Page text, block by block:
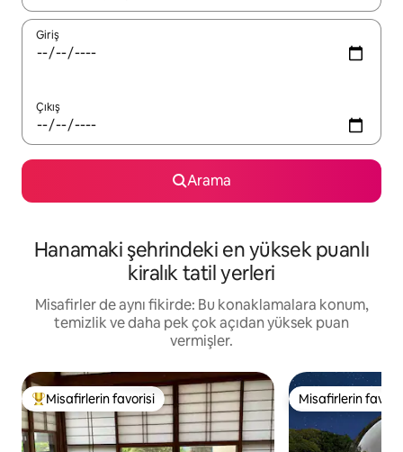
Giriş
Çıkış
Arama
Hanamaki şehrindeki en yüksek puanlı
kiralık tatil yerleri
Misafirler de aynı fikirde: Bu konaklamalara konum,
temizlik ve daha pek çok açıdan yüksek puan
vermişler.
Misafirlerin favorilerinden en beğenilenler arasında
Misafirlerin favorisi Misafirlerin
Misafirlerin